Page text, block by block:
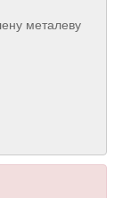
металеву